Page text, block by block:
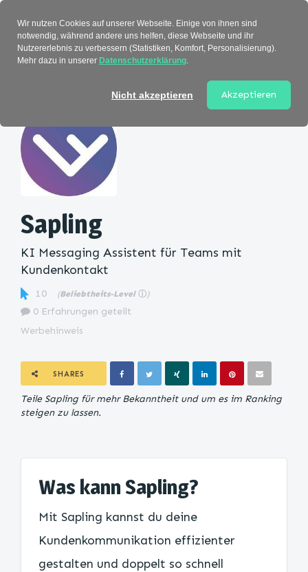
Sapling
KI Messaging Assistent für Teams mit
Kundenkontakt
10 (Beliebtheits-Level ⓘ )
0 Erfahrungen geteilt
Werbehinweis
SHARES
Teile Sapling für mehr Bekanntheit und um es im Ranking
steigen zu lassen.
Was kann Sapling?
Mit Sapling kannst du deine
Kundenkommunikation effizienter
gestalten und doppelt so schnell
Wir nutzen Cookies auf unserer Webseite. Einige von ihnen sind
notwendig, während andere uns helfen, diese Webseite und ihr
Nutzererlebnis zu verbessern (Statistiken, Komfort, Personalisierung).
Mehr dazu in unserer Datenschutzerklärung.
Nicht akzeptieren Akzeptieren